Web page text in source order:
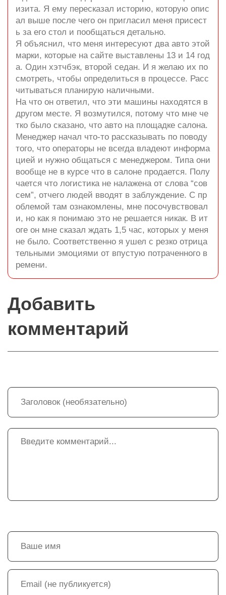
изита. Я ему пересказал историю, которую опис
ал выше после чего он пригласил меня присест
ь за его стол и пообщаться детально.
Я объяснил, что меня интересуют два авто этой
марки, которые на сайте выставлены 13 и 14 год
а. Один хэтчбэк, второй седан. И я желаю их по
смотреть, чтобы определиться в процессе. Расс
читываться планирую наличными.
На что он ответил, что эти машины находятся в
другом месте. Я возмутился, потому что мне че
тко было сказано, что авто на площадке салона.
Менеджер начал что-то рассказывать по поводу
того, что операторы не всегда владеют информа
цией и нужно общаться с менеджером. Типа они
вообще не в курсе что в салоне продается. Полу
чается что логистика не налажена от слова “сов
сем”, отчего людей вводят в заблуждение. С пр
облемой там ознакомлены, мне посочувствовал
и, но как я понимаю это не решается никак. В ит
оге он мне сказал ждать 1,5 час, которых у меня
не было. Соответственно я ушел с резко отрица
тельными эмоциями от впустую потраченного в
ремени.
Добавить
комментарий